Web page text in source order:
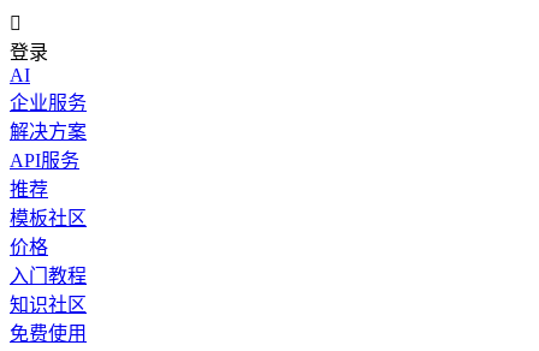

登录
AI
企业服务
解决方案
API服务
推荐
模板社区
价格
入门教程
知识社区
免费使用